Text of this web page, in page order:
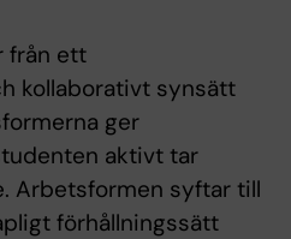
från ett
kollaborativt synsätt
ger
aktivt tar
Arbetsformen syftar till
förhållningssätt